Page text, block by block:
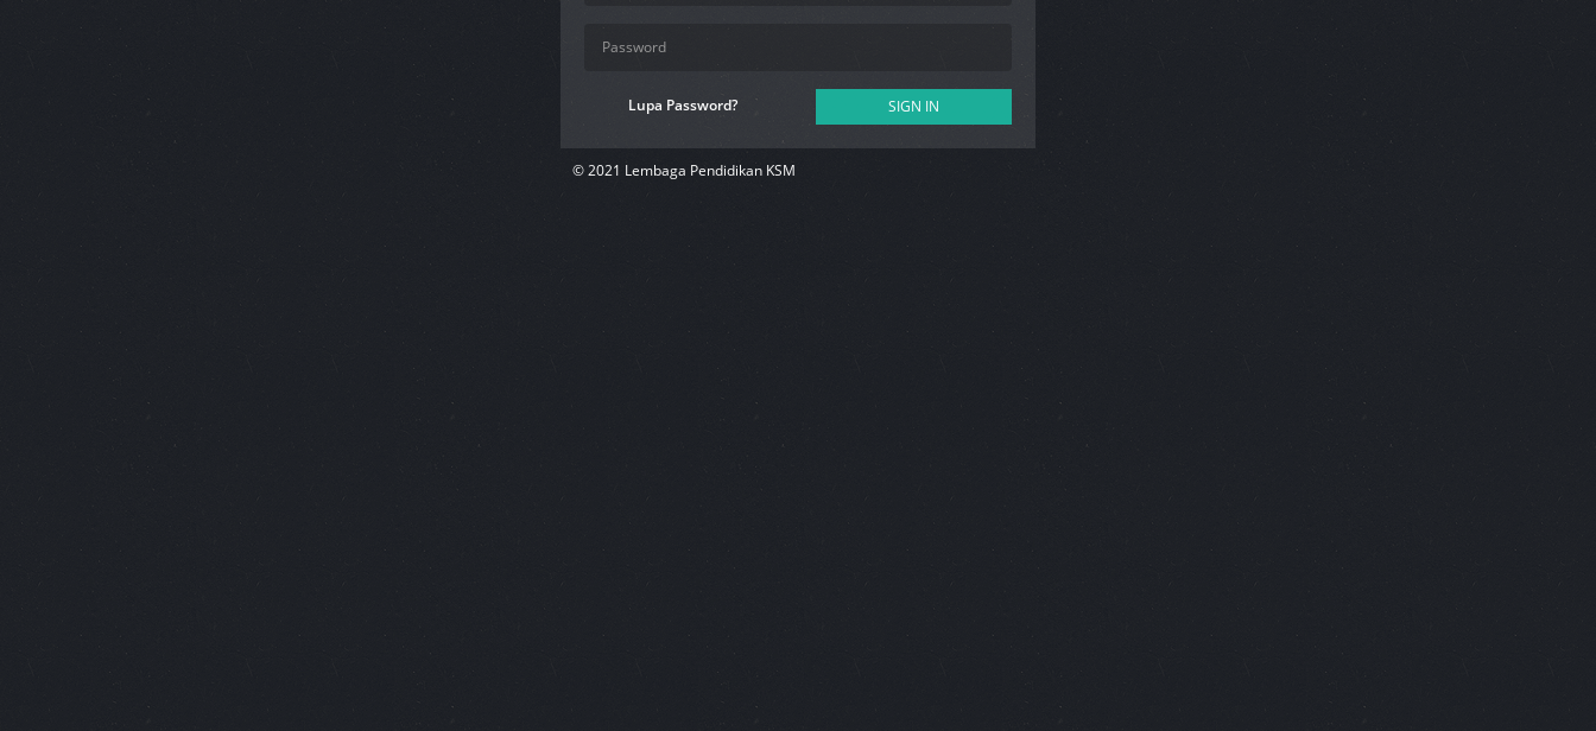
Lupa Password? SIGN IN
© 2021 Lembaga Pendidikan KSM